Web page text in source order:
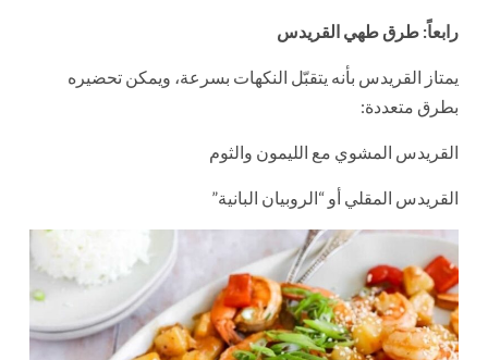
رابعاً: طرق طهي القريدس
يمتاز القريدس بأنه يتقبّل النكهات بسرعة، ويمكن تحضيره
بطرق متعددة:
القريدس المشوي مع الليمون والثوم
القريدس المقلي أو “الروبيان البانية”